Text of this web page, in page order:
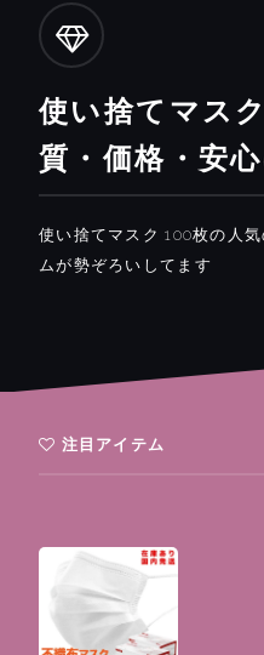
使い捨てマス
質・価格・安
使い捨てマスク 100枚の人
ムが勢ぞろいしてます
注目アイテム